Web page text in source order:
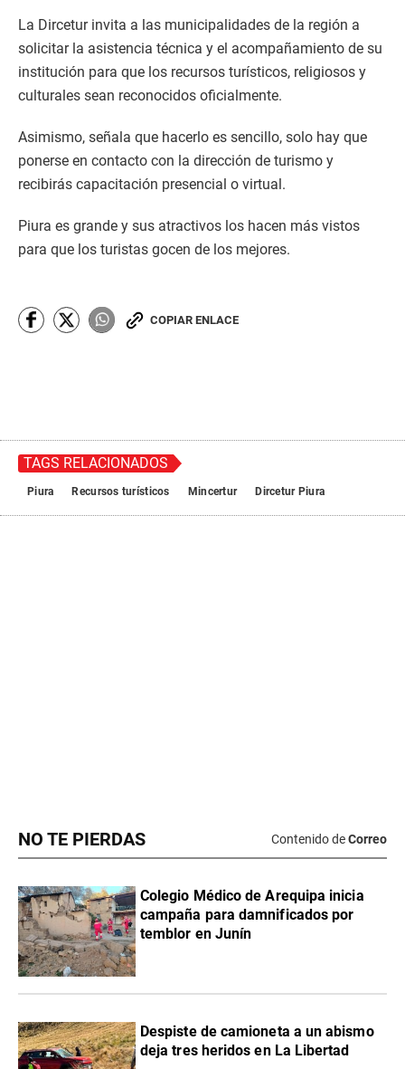
NO TE PIERDAS Contenido deCorreo
Colegio Médico de Arequipa inicia
campaña para damnificados por
temblor en Junín
Despiste de camioneta a un abismo
deja tres heridos en La Libertad